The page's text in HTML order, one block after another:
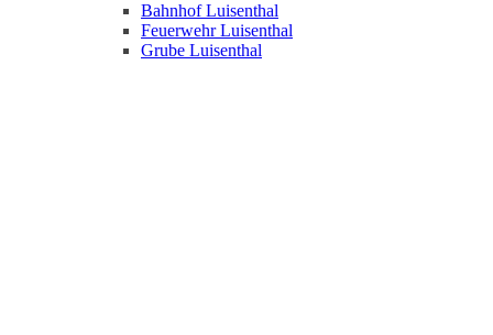
Bahnhof Luisenthal
Feuerwehr Luisenthal
Grube Luisenthal